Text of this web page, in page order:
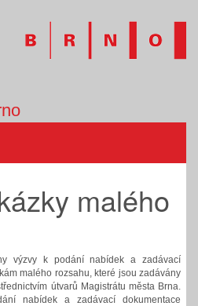
malého
výzvy k podání nabídek a zadávací
malého rozsahu, které jsou zadávány
útvarů Magistrátu města Brna.
nabídek a zadávací dokumentace